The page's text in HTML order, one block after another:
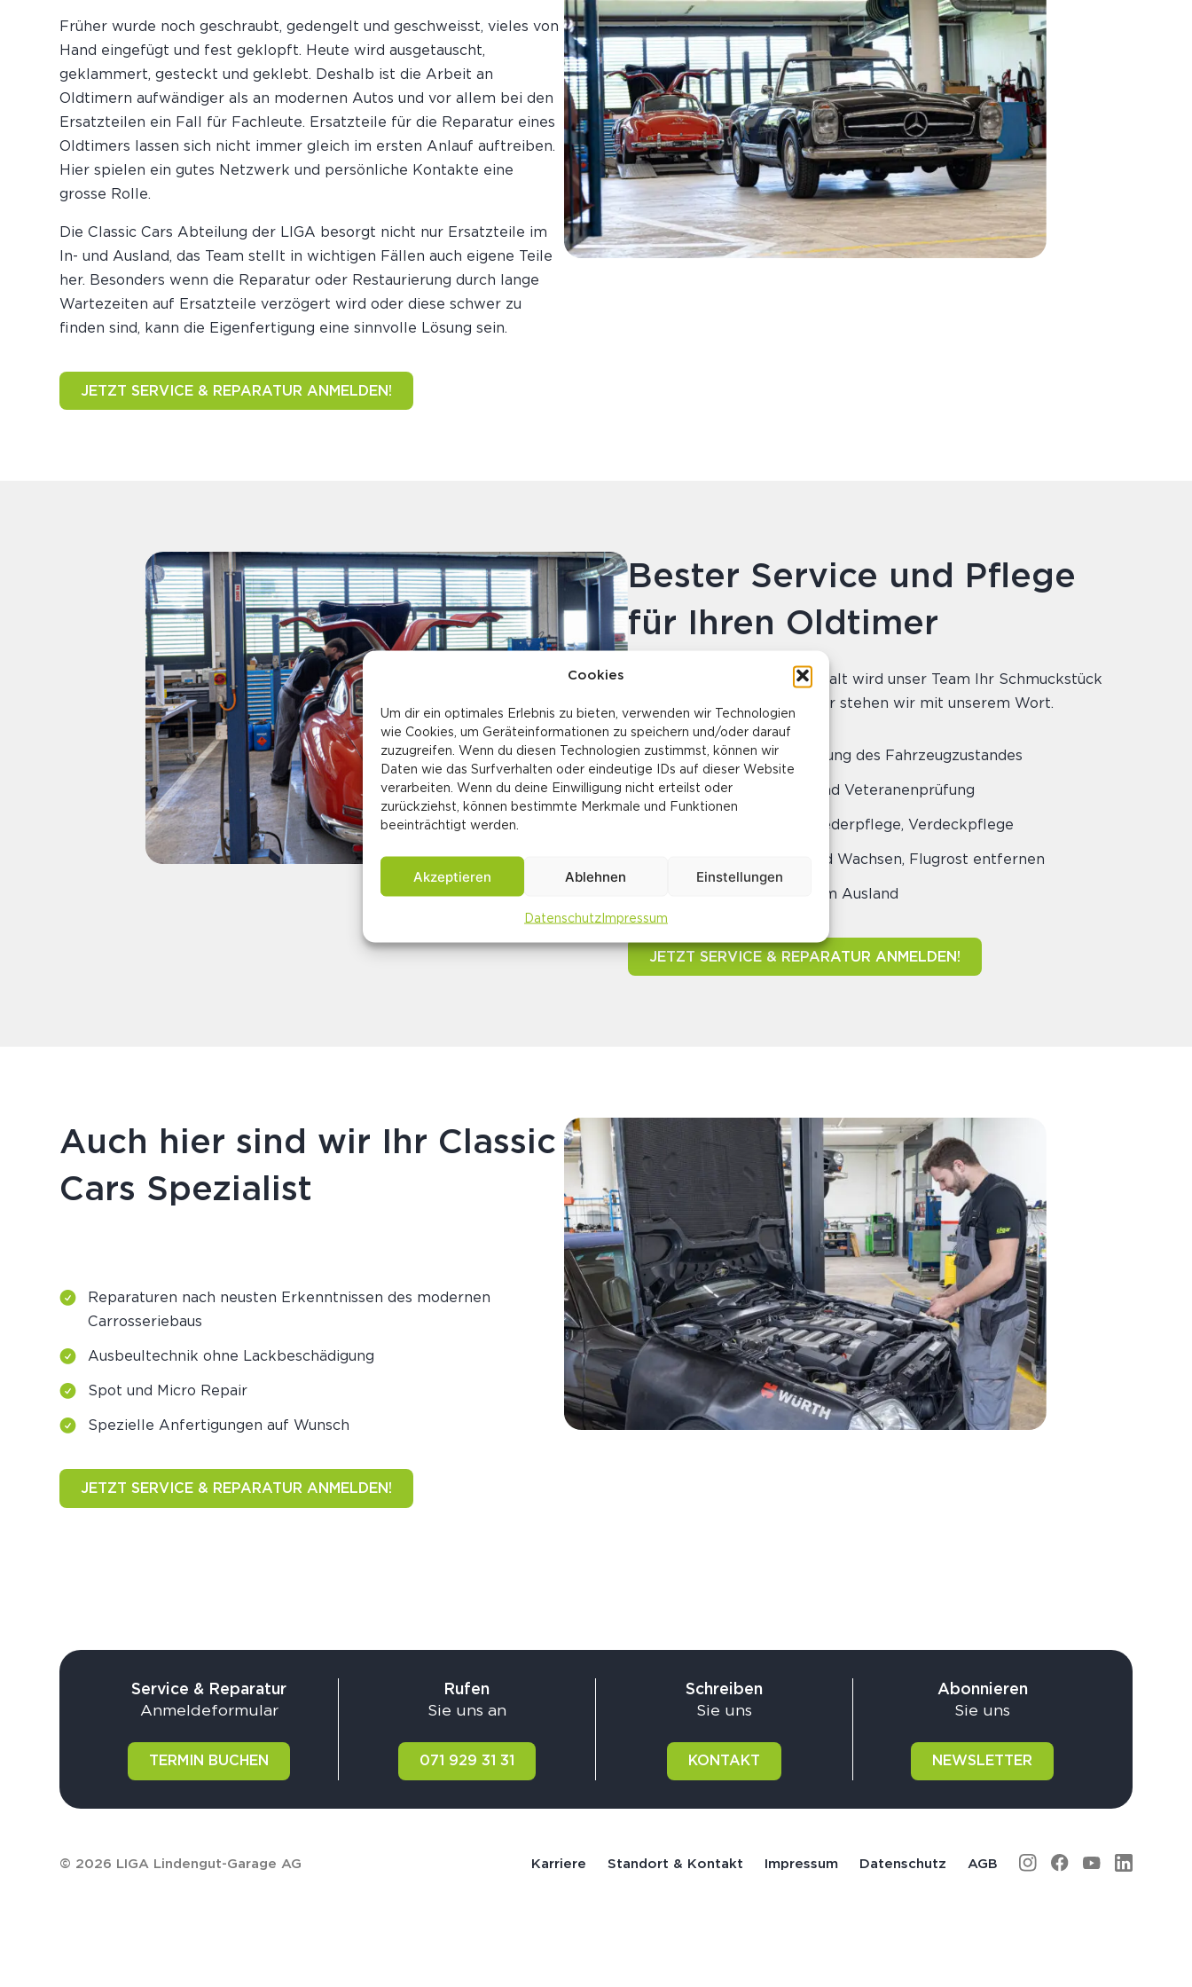
Cookies
Um dir ein optimales Erlebnis zu bieten, verwenden wir Technologien
wie Cookies, um Geräteinformationen zu speichern und/oder darauf
zuzugreifen. Wenn du diesen Technologien zustimmst, können wir
Daten wie das Surfverhalten oder eindeutige IDs auf dieser Website
verarbeiten. Wenn du deine Einwilligung nicht erteilst oder
zurückziehst, können bestimmte Merkmale und Funktionen
beeinträchtigt werden.
Akzeptieren Ablehnen Einstellungen
DatenschutzImpressum
Früher wurde noch geschraubt, gedengelt und geschweisst, vieles von
Hand eingefügt und fest geklopft. Heute wird ausgetauscht,
geklammert, gesteckt und geklebt. Deshalb ist die Arbeit an
Oldtimern aufwändiger als an modernen Autos und vor allem bei den
Ersatzteilen ein Fall für Fachleute. Ersatzteile für die Reparatur eines
Oldtimers lassen sich nicht immer gleich im ersten Anlauf auftreiben.
Hier spielen ein gutes Netzwerk und persönliche Kontakte eine
grosse Rolle.
Die Classic Cars Abteilung der LIGA besorgt nicht nur Ersatzteile im
In- und Ausland, das Team stellt in wichtigen Fällen auch eigene Teile
her. Besonders wenn die Reparatur oder Restaurierung durch lange
Wartezeiten auf Ersatzteile verzögert wird oder diese schwer zu
finden sind, kann die Eigenfertigung eine sinnvolle Lösung sein.
JETZT SERVICE & REPARATUR ANMELDEN!
Bester Service und Pflege
für Ihren Oldtimer
Mit viel Erfahrung und Sorgfalt wird unser Team Ihr Schmuckstück
umsorgen und pflegen. Dafür stehen wir mit unserem Wort.
Regelmässige Überprüfung des Fahrzeugzustandes
Servicearbeiten, MFK und Veteranenprüfung
Fahrzeugreinigungen, Lederpflege, Verdeckpflege
Lackpflege, Polieren und Wachsen, Flugrost entfernen
Teilebeschaffung auch im Ausland
JETZT SERVICE & REPARATUR ANMELDEN!
Auch hier sind wir Ihr Classic
Cars Spezialist
Reparaturen nach neusten Erkenntnissen des modernen
Carrosseriebaus
Ausbeultechnik ohne Lackbeschädigung
Spot und Micro Repair
Spezielle Anfertigungen auf Wunsch
JETZT SERVICE & REPARATUR ANMELDEN!
Service & Reparatur
Anmeldeformular
TERMIN BUCHEN
Rufen
Sie uns an
071 929 31 31
Schreiben
Sie uns
KONTAKT
Abonnieren
Sie uns
NEWSLETTER
© 2026 LIGA Lindengut-Garage AG Karriere Standort & Kontakt Impressum Datenschutz AGB